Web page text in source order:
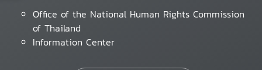
Office of the National Human Rights Commission
of Thailand
Information Center